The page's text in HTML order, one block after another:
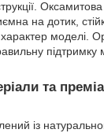
на дотик,
моделі.
підтримку
та
із